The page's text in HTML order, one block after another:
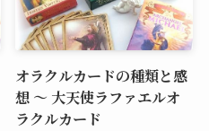
オラクルカードの種類と感
想 ～ 大天使ラファエルオ
ラクルカード